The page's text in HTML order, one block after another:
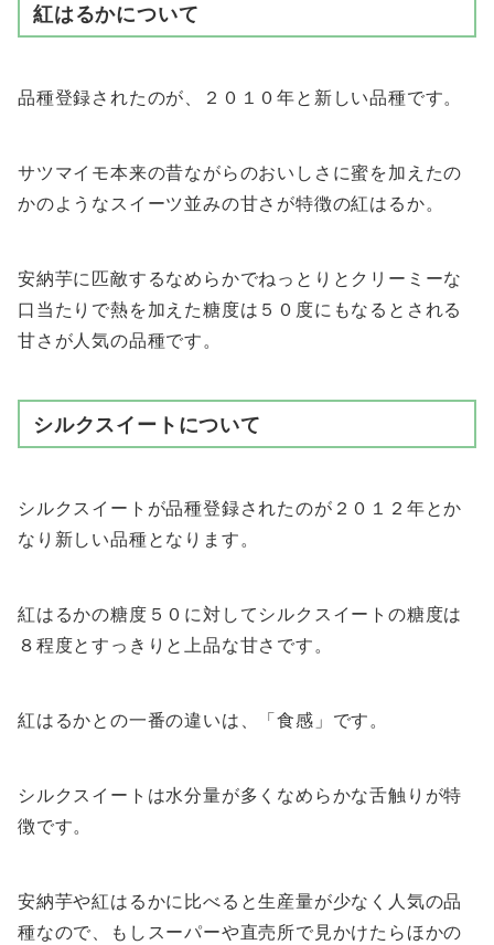
紅はるかについて
品種登録されたのが、２０１０年と新しい品種です。
サツマイモ本来の昔ながらのおいしさに蜜を加えたの
かのようなスイーツ並みの甘さが特徴の紅はるか。
安納芋に匹敵するなめらかでねっとりとクリーミーな
口当たりで熱を加えた糖度は５０度にもなるとされる
甘さが人気の品種です。
シルクスイートについて
シルクスイートが品種登録されたのが２０１２年とか
なり新しい品種となります。
紅はるかの糖度５０に対してシルクスイートの糖度は
８程度とすっきりと上品な甘さです。
紅はるかとの一番の違いは、「食感」です。
シルクスイートは水分量が多くなめらかな舌触りが特
徴です。
安納芋や紅はるかに比べると生産量が少なく人気の品
種なので、もしスーパーや直売所で見かけたらほかの